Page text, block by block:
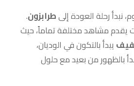
نبدأ رحلة العودة إلىطرابزون.
يقدم مشاهد مختلفة تماماً، حيث
يبدأ بالتكون في الوديان،
بالظهور من بعيد مع حلول